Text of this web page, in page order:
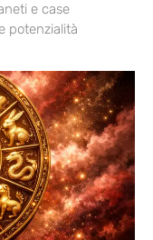
e case
potenzialità